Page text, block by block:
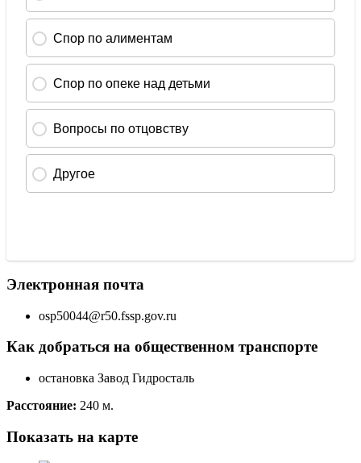
Электронная почта
osp50044@r50.fssp.gov.ru
Как добраться на общественном транспорте
остановка Завод Гидросталь
Расстояние: 240 м.
Показать на карте